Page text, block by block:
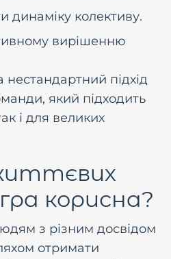
динаміку колективу.
вирішенню
нестандартний підхід
який підходить
і для великих
корисна?
з різним досвідом
отримати